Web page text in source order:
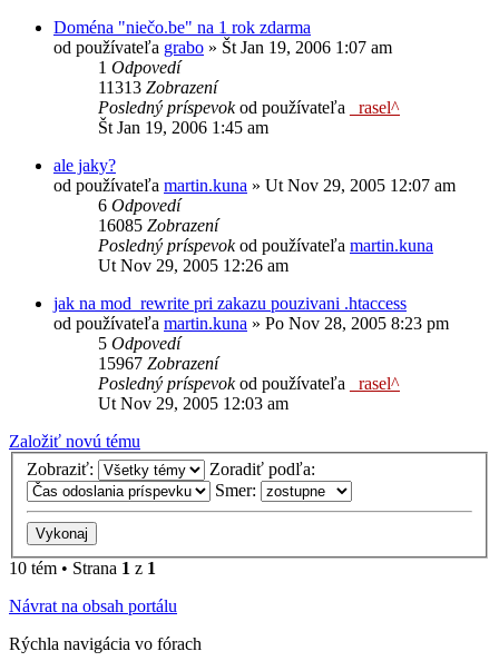
Doména "niečo.be" na 1 rok zdarma
od používateľa grabo » Št Jan 19, 2006 1:07 am
1 Odpovedí
11313 Zobrazení
Posledný príspevokod používateľa
_rasel^
Št Jan 19, 2006 1:45 am
ale jaky?
od používateľa martin.kuna » Ut Nov 29, 2005 12:07 am
6 Odpovedí
16085 Zobrazení
Posledný príspevokod používateľa martin.kuna
Ut Nov 29, 2005 12:26 am
jak na mod_rewrite pri zakazu pouzivani .htaccess
od používateľa martin.kuna » Po Nov 28, 2005 8:23 pm
5 Odpovedí
15967 Zobrazení
Posledný príspevokod používateľa
_rasel^
Ut Nov 29, 2005 12:03 am
Založiť novú tému
Zobraziť:
Zoradiť podľa:
Smer:
10 tém • Strana 1 z 1
Návrat na obsah portálu
Rýchla navigácia vo fórach